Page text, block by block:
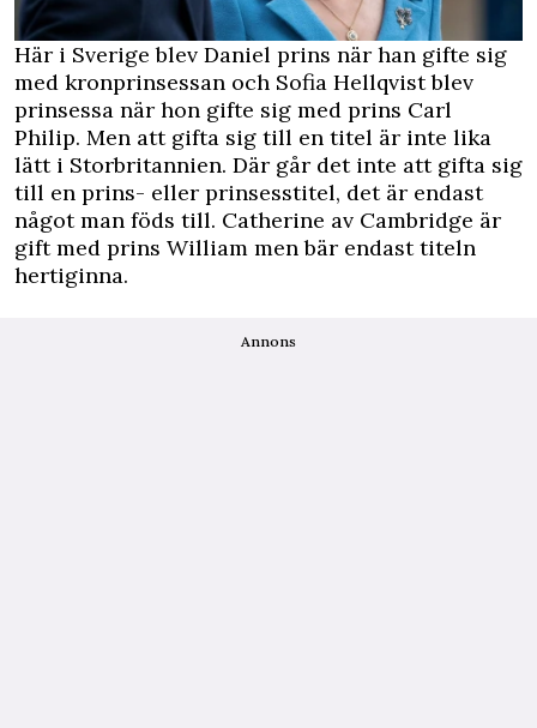
Här i Sverige blev Daniel prins när han gifte sig
med kronprinsessan och Sofia Hellqvist blev
prinsessa när hon gifte sig med prins Carl
Philip. Men att gifta sig till en titel är inte lika
lätt i Storbritannien. Där går det inte att gifta sig
till en prins- eller prinsesstitel, det är endast
något man föds till. Catherine av Cambridge är
gift med prins William men bär endast titeln
hertiginna.
Annons